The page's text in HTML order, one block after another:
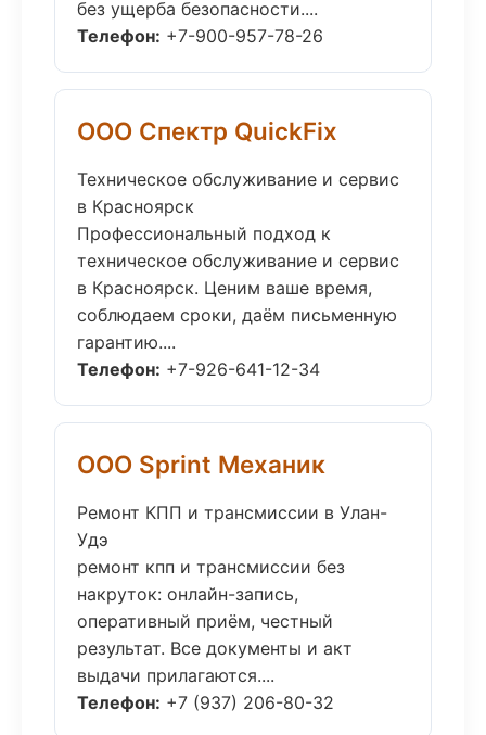
без ущерба безопасности....
Телефон: +7-900-957-78-26
ООО Спектр QuickFix
Техническое обслуживание и сервис
в Красноярск
Профессиональный подход к
техническое обслуживание и сервис
в Красноярск. Ценим ваше время,
соблюдаем сроки, даём письменную
гарантию....
Телефон: +7-926-641-12-34
ООО Sprint Механик
Ремонт КПП и трансмиссии в Улан-
Удэ
ремонт кпп и трансмиссии без
накруток: онлайн-запись,
оперативный приём, честный
результат. Все документы и акт
выдачи прилагаются....
Телефон: +7 (937) 206-80-32